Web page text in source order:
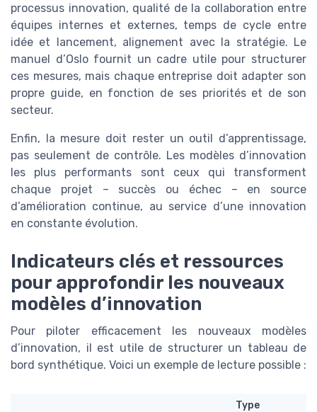
processus innovation, qualité de la collaboration entre
équipes internes et externes, temps de cycle entre
idée et lancement, alignement avec la stratégie. Le
manuel d’Oslo fournit un cadre utile pour structurer
ces mesures, mais chaque entreprise doit adapter son
propre guide, en fonction de ses priorités et de son
secteur.
Enfin, la mesure doit rester un outil d’apprentissage,
pas seulement de contrôle. Les modèles d’innovation
les plus performants sont ceux qui transforment
chaque projet – succès ou échec – en source
d’amélioration continue, au service d’une innovation
en constante évolution.
Indicateurs clés et ressources
pour approfondir les nouveaux
modèles d’innovation
Pour piloter efficacement les nouveaux modèles
d’innovation, il est utile de structurer un tableau de
bord synthétique. Voici un exemple de lecture possible :
Type